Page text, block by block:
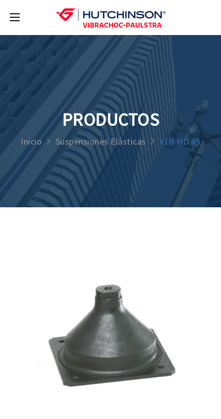
PRODUCTOS
Inicio Suspensiones Elásticas V1B HD 45